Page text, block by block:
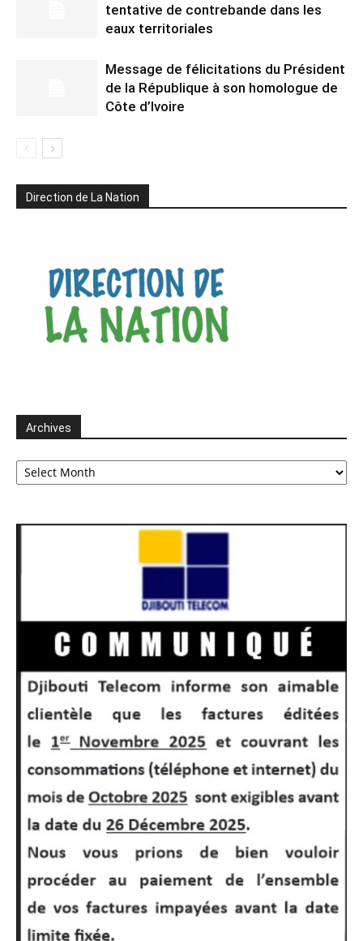
tentative de contrebande dans les
eaux territoriales
Message de félicitations du Président
de la République à son homologue de
Côte d’Ivoire
Direction de La Nation
Archives
Archives